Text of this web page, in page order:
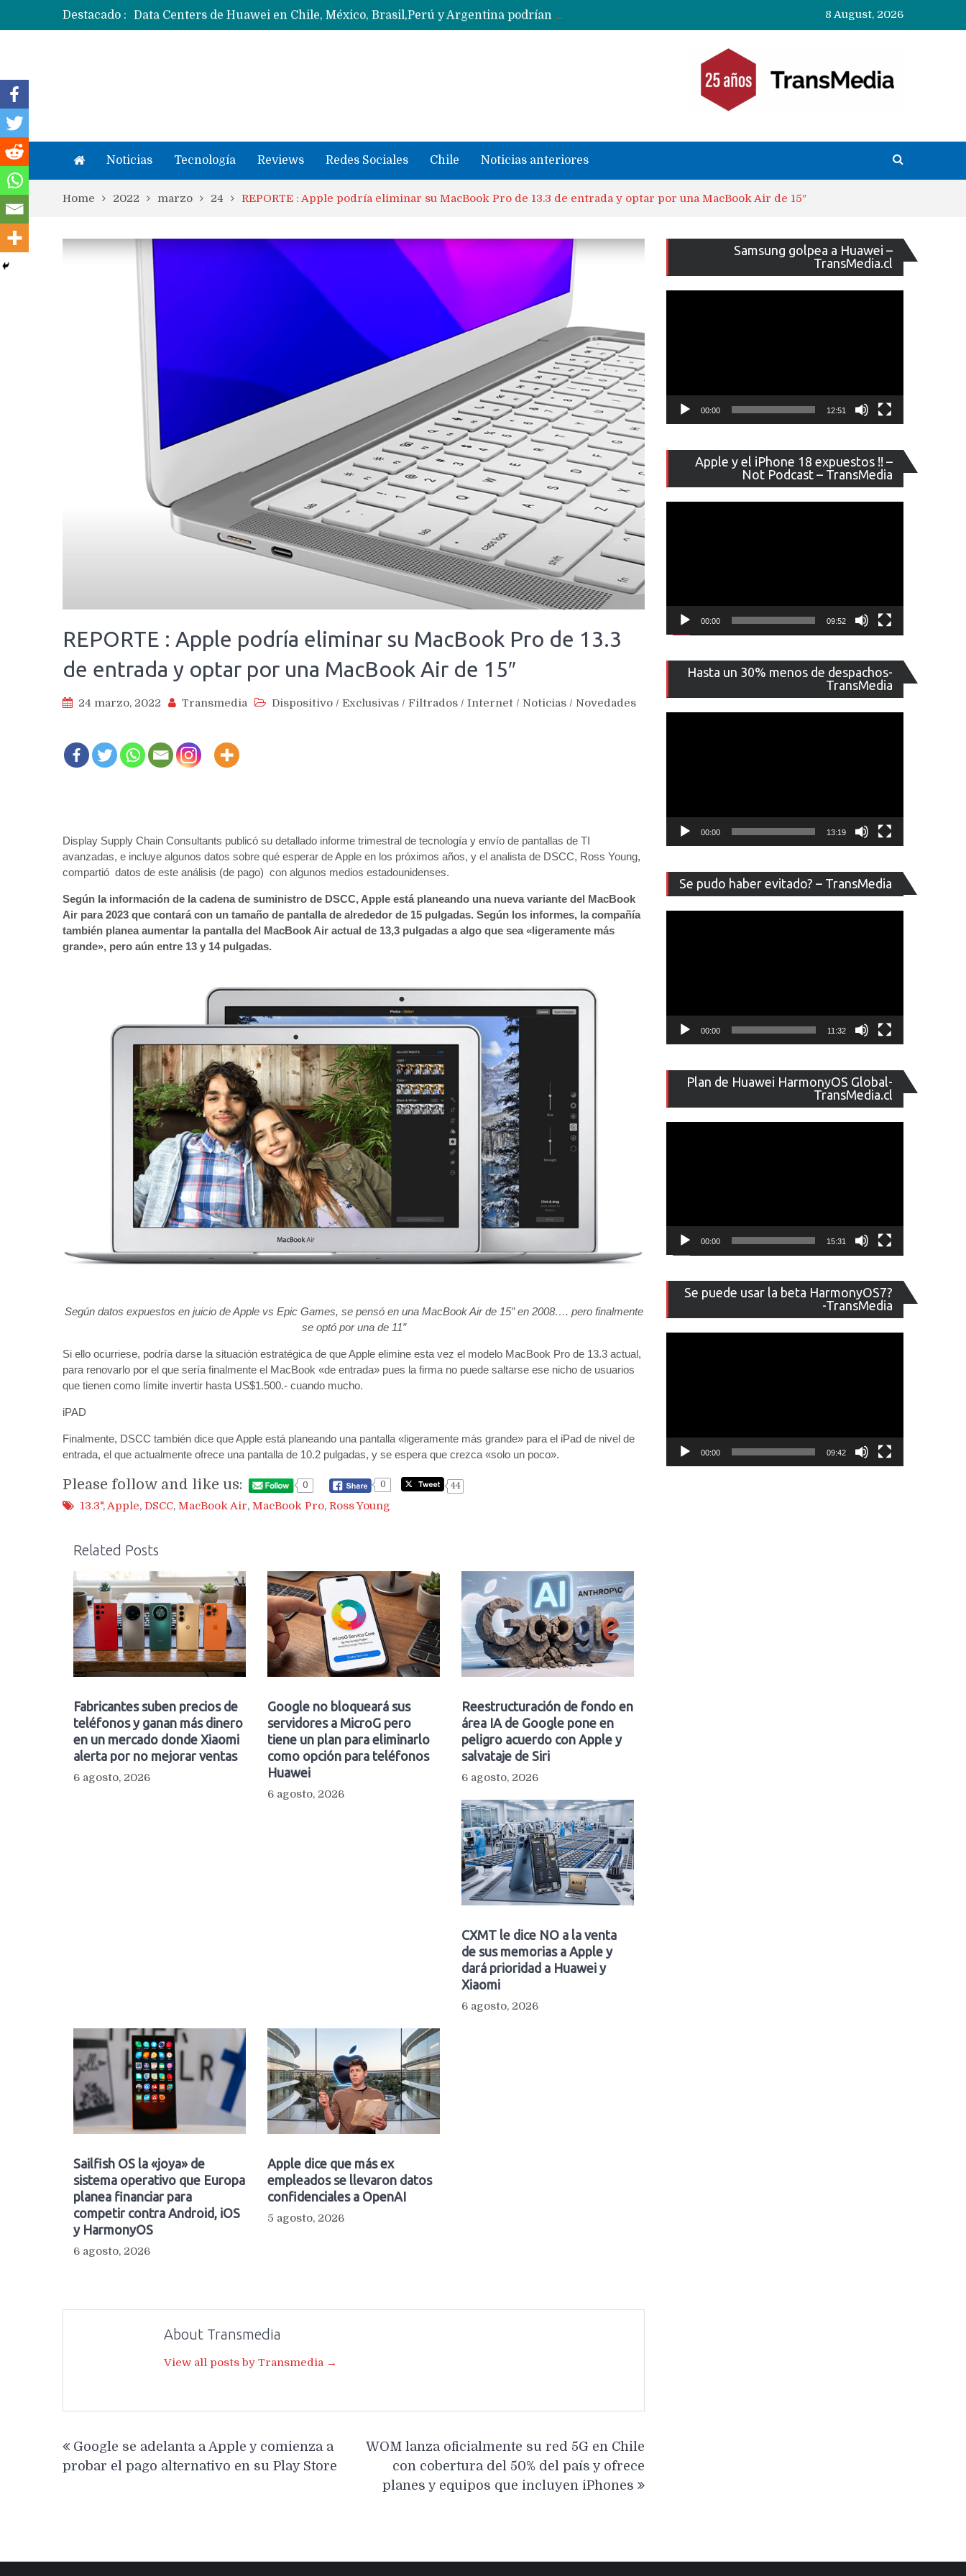
Destacado :
Data Centers de Huawei en Chile, México, Brasil,Perú y Argentina podrían verse afectados por arremetida de EE.UU
Fabricantes suben precios de teléfonos y ganan más dinero en un mercado donde Xiaomi alerta por no mejorar ventas
8 August, 2026
Noticias Tecnología Reviews Redes Sociales Chile Noticias anteriores
Home 2022 marzo 24 REPORTE : Apple podría eliminar su MacBook Pro de 13.3 de entrada y optar por una MacBook Air de 15″
REPORTE : Apple podría eliminar su MacBook Pro de 13.3
de entrada y optar por una MacBook Air de 15″
24 marzo, 2022 Transmedia Dispositivo / Exclusivas / Filtrados / Internet / Noticias / Novedades
Display Supply Chain Consultants publicó su detallado informe trimestral de tecnología y envío de pantallas de TI
avanzadas, e incluye algunos datos sobre qué esperar de Apple en los próximos años, y el analista de DSCC, Ross Young,
compartió datos de este análisis (de pago) con algunos medios estadounidenses.
Según la información de la cadena de suministro de DSCC, Apple está planeando una nueva variante del MacBook
Air para 2023 que contará con un tamaño de pantalla de alrededor de 15 pulgadas. Según los informes, la compañía
también planea aumentar la pantalla del MacBook Air actual de 13,3 pulgadas a algo que sea «ligeramente más
grande», pero aún entre 13 y 14 pulgadas.
Según datos expuestos en juicio de Apple vs Epic Games, se pensó en una MacBook Air de 15″ en 2008…. pero finalmente
se optó por una de 11″
Si ello ocurriese, podría darse la situación estratégica de que Apple elimine esta vez el modelo MacBook Pro de 13.3 actual,
para renovarlo por el que sería finalmente el MacBook «de entrada» pues la firma no puede saltarse ese nicho de usuarios
que tienen como límite invertir hasta US$1.500.- cuando mucho.
iPAD
Finalmente, DSCC también dice que Apple está planeando una pantalla «ligeramente más grande» para el iPad de nivel de
entrada, el que actualmente ofrece una pantalla de 10.2 pulgadas, y se espera que crezca «solo un poco».
Please follow and like us: 0 0 44
13.3", Apple, DSCC, MacBook Air, MacBook Pro, Ross Young
Related Posts
Fabricantes suben precios de
teléfonos y ganan más dinero
en un mercado donde Xiaomi
alerta por no mejorar ventas
6 agosto, 2026
Google no bloqueará sus
servidores a MicroG pero
tiene un plan para eliminarlo
como opción para teléfonos
Huawei
6 agosto, 2026
Reestructuración de fondo en
área IA de Google pone en
peligro acuerdo con Apple y
salvataje de Siri
6 agosto, 2026
CXMT le dice NO a la venta
de sus memorias a Apple y
dará prioridad a Huawei y
Xiaomi
6 agosto, 2026
Sailfish OS la «joya» de
sistema operativo que Europa
planea financiar para
competir contra Android, iOS
y HarmonyOS
6 agosto, 2026
Apple dice que más ex
empleados se llevaron datos
confidenciales a OpenAI
5 agosto, 2026
About Transmedia
View all posts by Transmedia →
de
Google se adelanta a Apple y comienza a
probar el pago alternativo en su Play Store
WOM lanza oficialmente su red 5G en Chile
con cobertura del 50% del país y ofrece
planes y equipos que incluyen iPhones
Samsung golpea a Huawei –
TransMedia.cl
de
vídeo
00:00 12:51
Apple y el iPhone 18 expuestos !! –
Not Podcast – TransMedia
de
vídeo
00:00 09:52
Hasta un 30% menos de despachos-
TransMedia
de
vídeo
00:00 13:19
Se pudo haber evitado? – TransMedia
de
vídeo
00:00 11:32
Plan de Huawei HarmonyOS Global-
TransMedia.cl
de
vídeo
00:00 15:31
Se puede usar la beta HarmonyOS7?
-TransMedia
de
vídeo
00:00 09:42